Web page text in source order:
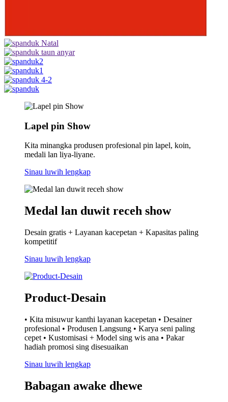
Lapel pin Show
Kita minangka produsen profesional pin lapel, koin,
medali lan liya-liyane.
Sinau luwih lengkap
Medal lan duwit receh show
Desain gratis + Layanan kacepetan + Kapasitas paling
kompetitif
Sinau luwih lengkap
Product-Desain
• Kita misuwur kanthi layanan kacepetan • Desainer
profesional • Produsen Langsung • Karya seni paling
cepet • Kustomisasi + Model sing wis ana • Pakar
hadiah promosi sing disesuaikan
Sinau luwih lengkap
Babagan awake dhewe